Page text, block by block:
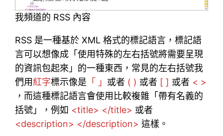
我頻道的 RSS 內容
RSS 是一種基於 XML 格式的標記語言，標記語
言可以想像成「使用特殊的左右括號將需要呈現
的資訊包起來」的一種東西，常見的左右括號我
們用紅字標示像是 「 」 或者 ( ) 或者 [ ] 或者 < >
，而這種標記語言會使用比較複雜「帶有名義的
括號」，例如 <title> </title> 或者
<description> </description> 這樣。